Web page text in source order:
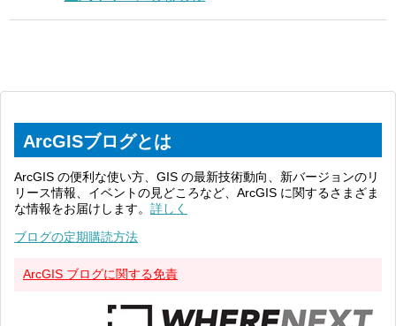
ArcGISブログとは
ArcGIS の便利な使い方、GIS の最新技術動向、新バージョンのリ
リース情報、イベントの見どころなど、ArcGIS に関するさまざま
な情報をお届けします。 詳しく
ブログの定期購読方法
ArcGIS ブログに関する免責